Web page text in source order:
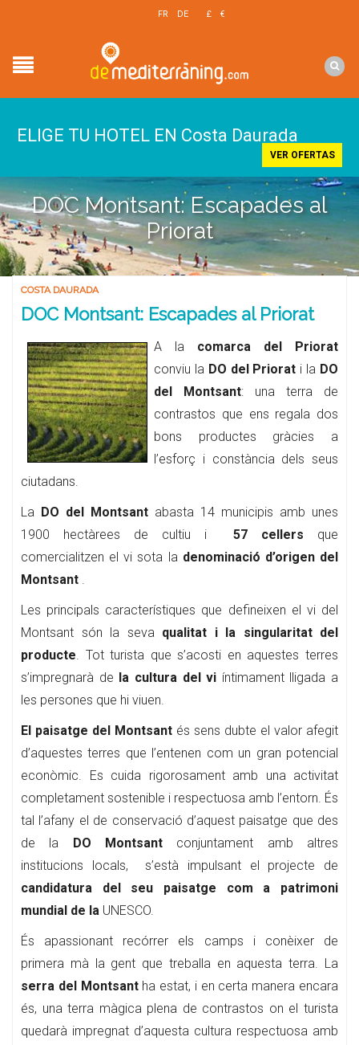
FR DE £ €
ELIGE TU HOTEL EN Costa Daurada
VER OFERTAS
DOC Montsant: Escapades al
Priorat
COSTA DAURADA
DOC Montsant: Escapades al Priorat
A la comarca del Priorat
conviu la DO del Priorat i la DO
del Montsant: una terra de
contrastos que ens regala dos
bons productes gràcies a
l’esforç i constància dels seus
ciutadans.
La DO del Montsant abasta 14 municipis amb unes
1900 hectàrees de cultiu i57 cellers que
comercialitzen el vi sota la denominació d’origen del
Montsant .
Les principals característiques que defineixen el vi del
Montsant són la seva qualitat i la singularitat del
producte. Tot turista que s’acosti en aquestes terres
s’impregnarà de la cultura del vi íntimament lligada a
les persones que hi viuen.
El paisatge del Montsant és sens dubte el valor afegit
d’aquestes terres que l’entenen com un gran potencial
econòmic. Es cuida rigorosament amb una activitat
completament sostenible i respectuosa amb l’entorn. És
tal l’afany el de conservació d’aquest paisatge que des
de la DO Montsant conjuntament amb altres
institucions locals, s’està impulsant el projecte de
candidatura del seu paisatge com a patrimoni
mundial de la UNESCO.
És apassionant recórrer els camps i conèixer de
primera mà la gent que treballa en aquesta terra. La
serra del Montsantha estat, i en certa manera encara
és, una terra màgica plena de contrastos on el turista
quedarà impregnat d’aquesta cultura respectuosa amb